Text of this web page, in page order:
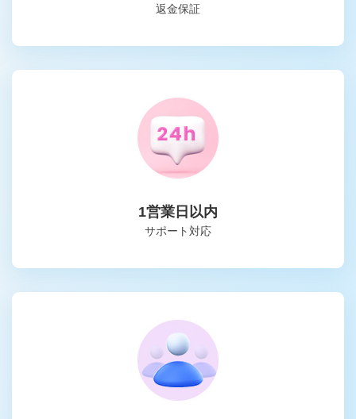
返金保証
1営業日以内
サポート対応